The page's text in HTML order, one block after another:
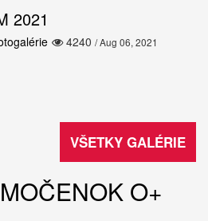
2021
4240 / Aug 06, 2021
VŠETKY GALÉRIE
O+